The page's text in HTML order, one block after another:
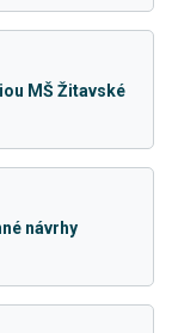
MŠ Žitavské
návrhy